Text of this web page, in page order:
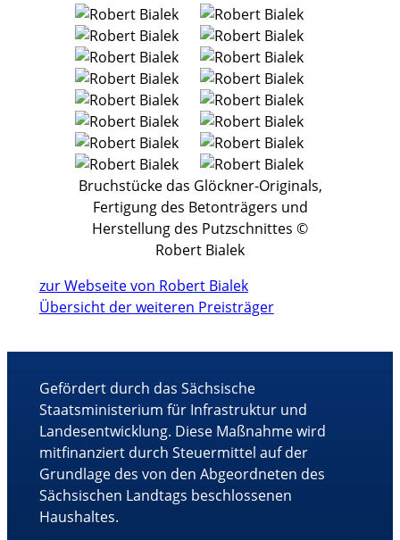
Bruchstücke das Glöckner-Originals,
Fertigung des Betonträgers und
Herstellung des Putzschnittes ©
Robert Bialek
zur Webseite von Robert Bialek
Übersicht der weiteren Preisträger
Gefördert durch das Sächsische
Staatsministerium für Infrastruktur und
Landesentwicklung. Diese Maßnahme wird
mitfinanziert durch Steuermittel auf der
Grundlage des von den Abgeordneten des
Sächsischen Landtags beschlossenen
Haushaltes.